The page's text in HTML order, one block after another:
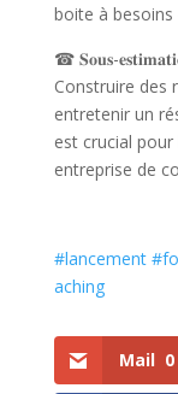
boite à besoins
☎ 𝐒𝐨𝐮𝐬-
Construire des
entretenir un
est crucial
entreprise de
#lancement
aching
Mail 0